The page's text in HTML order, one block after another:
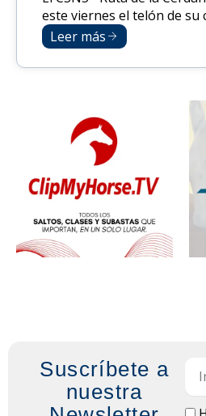
este viernes el telón de su
Leer más
Suscríbete a
nuestra